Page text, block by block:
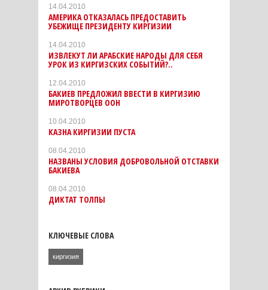
14.04.2010
АМЕРИКА ОТКАЗАЛАСЬ ПРЕДОСТАВИТЬ
УБЕЖИЩЕ ПРЕЗИДЕНТУ КИРГИЗИИ
14.04.2010
ИЗВЛЕКУТ ЛИ АРАБСКИЕ НАРОДЫ ДЛЯ СЕБЯ
УРОК ИЗ КИРГИЗСКИХ СОБЫТИЙ?..
12.04.2010
БАКИЕВ ПРЕДЛОЖИЛ ВВЕСТИ В КИРГИЗИЮ
МИРОТВОРЦЕВ ООН
10.04.2010
КАЗНА КИРГИЗИИ ПУСТА
08.04.2010
НАЗВАНЫ УСЛОВИЯ ДОБРОВОЛЬНОЙ ОТСТАВКИ
БАКИЕВА
08.04.2010
ДИКТАТ ТОЛПЫ
КЛЮЧЕВЫЕ СЛОВА
киргизия